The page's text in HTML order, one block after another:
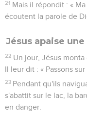
21 Mais il répondit : «
écoutent la parole de
Jésus apaise
22 Un jour, Jésus monta
Il leur dit : « Passons
23 Pendant qu'ils
s'abattit sur le lac, la
en danger.